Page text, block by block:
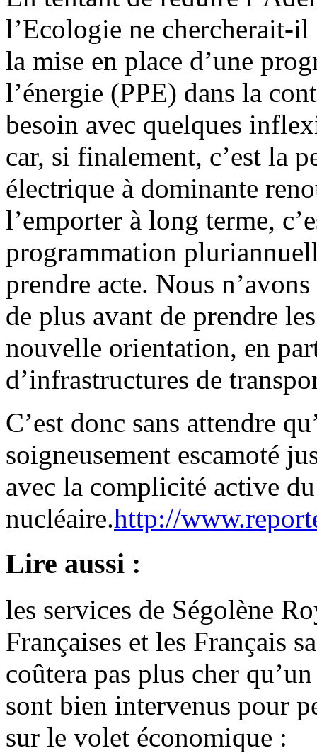
l’Ecologie ne chercherait-il
la mise en place d’une
l’énergie (PPE) dans la
besoin avec quelques
car, si finalement, c’est la
électrique à dominante
l’emporter à long terme,
programmation
prendre acte. Nous
de plus avant de prendre
nouvelle orientation, en
d’infrastructures de
C’est donc sans attendre
soigneusement escamoté
avec la complicité active
nucléaire.http://
Lire aussi :
les services de Ségolène
Françaises et les Français
coûtera pas plus cher
sont bien intervenus pour
sur le volet économique :